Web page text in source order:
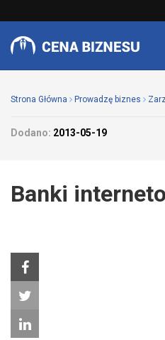
Strona Główna Prowadzę biznes
Dodano: 2013-05-19
Banki